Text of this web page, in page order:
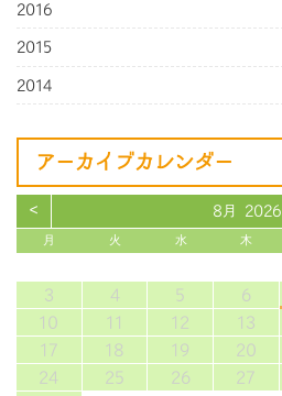
2016
2015
2014
アーカイブカレンダー
< 8月 2026
月 火 水 木
3
4 5 6
10
11 12 13
17
18 19 20
24
25 26 27